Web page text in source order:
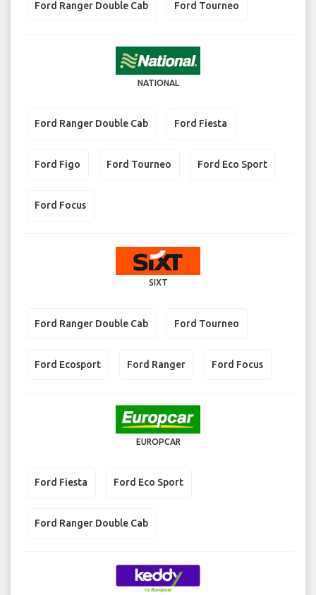
Ford Ranger Double Cab Ford Tourneo
NATIONAL
Ford Ranger Double Cab Ford Fiesta
Ford Figo Ford Tourneo Ford Eco Sport
Ford Focus
SIXT
Ford Ranger Double Cab Ford Tourneo
Ford Ecosport Ford Ranger Ford Focus
EUROPCAR
Ford Fiesta Ford Eco Sport
Ford Ranger Double Cab